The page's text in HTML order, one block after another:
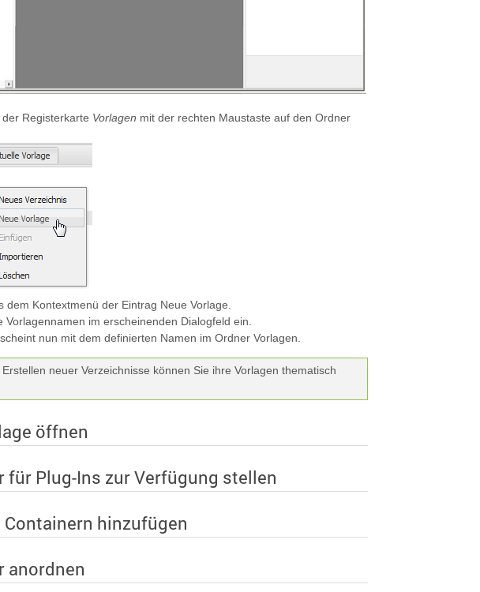
Registerkarte Vorlagen mit der rechten Maustaste auf den Ordner
dem Kontextmenü der Eintrag Neue Vorlage.
Vorlagennamen im erscheinenden Dialogfeld ein.
nun mit dem definierten Namen im Ordner Vorlagen.
neuer Verzeichnisse können Sie ihre Vorlagen thematisch
öffnen
für Plug-Ins zur Verfügung stellen
Containern hinzufügen
anordnen